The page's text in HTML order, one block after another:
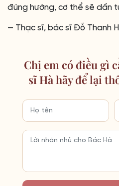
đúng hướng, cơ thể sẽ dần
— Thạc sĩ, bác sĩ Đỗ Thanh
Chị em có điều gì
sĩ Hà hãy để lại